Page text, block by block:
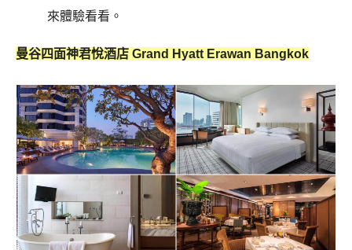
來體驗看看。
曼谷四面神君悅酒店 Grand Hyatt Erawan Bangkok